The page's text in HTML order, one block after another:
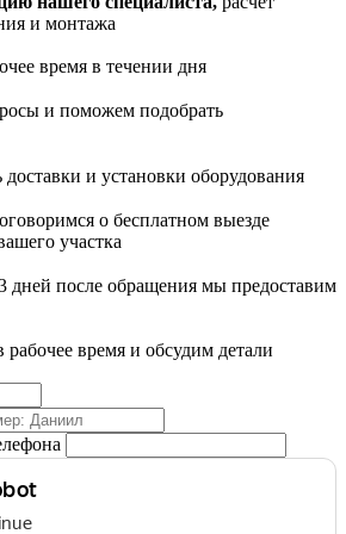
и монтажа
время в течении дня
и поможем подобрать
доставки и установки оборудования
о бесплатном выезде
участка
дней после обращения мы предоставим
время и обсудим детали